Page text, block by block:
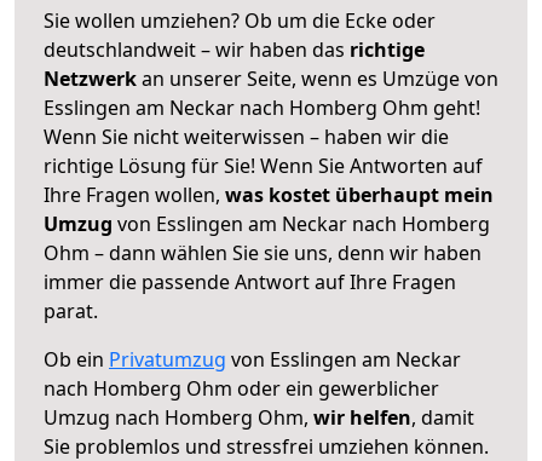
Sie wollen umziehen? Ob um die Ecke oder
deutschlandweit – wir haben das richtige
Netzwerkan unserer Seite, wenn es Umzüge von
Esslingen am Neckar nach Homberg Ohm geht!
Wenn Sie nicht weiterwissen – haben wir die
richtige Lösung für Sie! Wenn Sie Antworten auf
Ihre Fragen wollen, was kostet überhaupt mein
Umzug von Esslingen am Neckar nach Homberg
Ohm – dann wählen Sie sie uns, denn wir haben
immer die passende Antwort auf Ihre Fragen
parat.
Ob ein Privatumzug von Esslingen am Neckar
nach Homberg Ohm oder ein gewerblicher
Umzug nach Homberg Ohm, wir helfen, damit
Sie problemlos und stressfrei umziehen können.